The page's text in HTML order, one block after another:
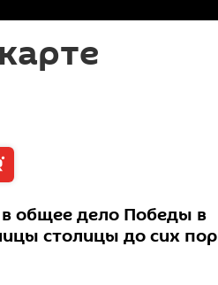
общее дело Победы в
столицы до сих пор